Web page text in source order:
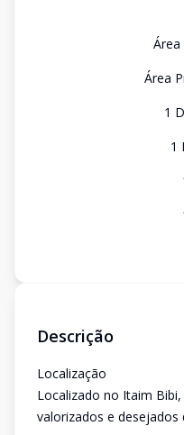
Área
1
1
Descrição
Localização
Localizado no Itaim
valorizados e desejados